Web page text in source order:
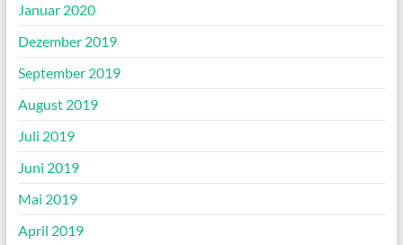
Januar 2020
Dezember 2019
September 2019
August 2019
Juli 2019
Juni 2019
Mai 2019
April 2019